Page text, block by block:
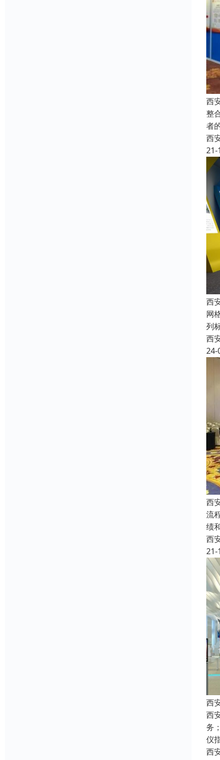
西
整
者
西
21-
西
网
列
西
24-
西
流
绩
西
21-
西
西
务
仪
西